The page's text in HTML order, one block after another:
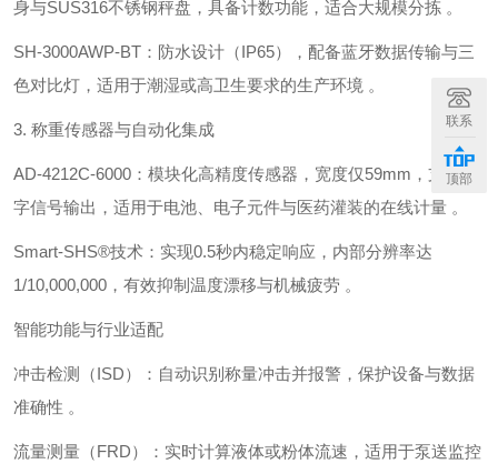
身与SUS316不锈钢秤盘，具备计数功能，适合大规模分拣 。
‌SH-3000AWP-BT‌：防水设计（IP65），配备蓝牙数据传输与三
色对比灯，适用于潮湿或高卫生要求的生产环境 。
3. ‌称重传感器与自动化集成‌
‌AD-4212C-6000‌：模块化高精度传感器，宽度仅‌59mm‌，支持数
字信号输出，适用于电池、电子元件与医药灌装的在线计量 。
‌Smart-SHS®技术‌：实现‌0.5秒内稳定响应‌，内部分辨率达
1/10,000,000，有效抑制温度漂移与机械疲劳 。
智能功能与行业适配
‌冲击检测（ISD）‌：自动识别称量冲击并报警，保护设备与数据
准确性 。
‌流量测量（FRD）‌：实时计算液体或粉体流速，适用于泵送监控
联系
顶部